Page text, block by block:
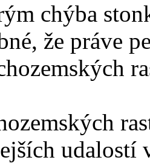
chýba
že práve
udalostí